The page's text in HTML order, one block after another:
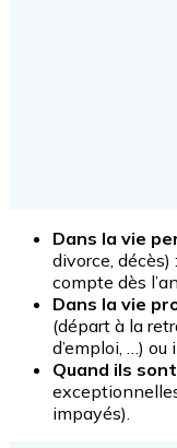
Dans la vie
divorce,
compte dès
Dans la vie
(départ à la
d’emploi, …)
Quand ils
impayés).